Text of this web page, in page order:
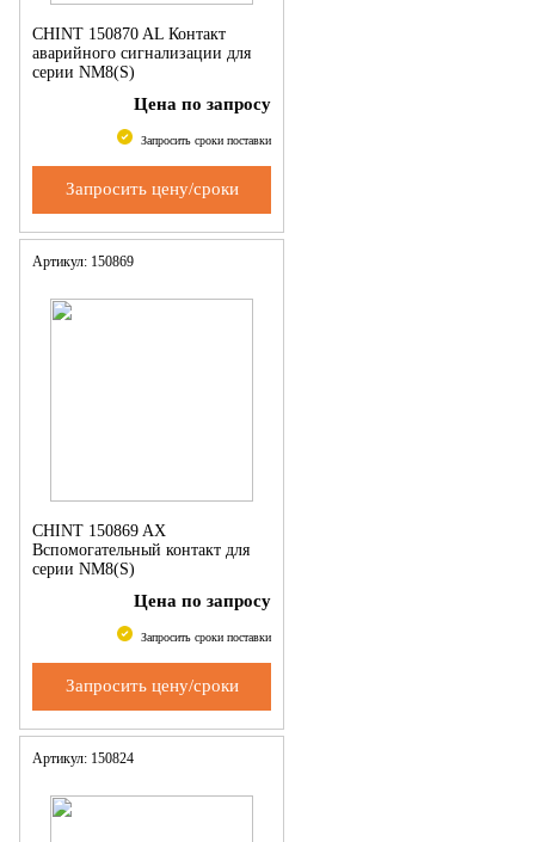
CHINT 150870 AL Контакт
аварийного сигнализации для
серии NM8(S)
Цена по запросу
Запросить сроки поставки
Запросить цену/сроки
Артикул: 150869
CHINT 150869 AX
Вспомогательный контакт для
серии NM8(S)
Цена по запросу
Запросить сроки поставки
Запросить цену/сроки
Артикул: 150824